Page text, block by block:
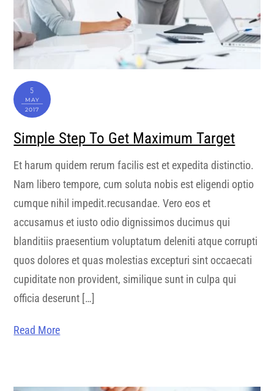
5
MAY
2017
Simple Step To Get Maximum Target
Et harum quidem rerum facilis est et expedita distinctio.
Nam libero tempore, cum soluta nobis est eligendi optio
cumque nihil impedit.recusandae. Vero eos et
accusamus et iusto odio dignissimos ducimus qui
blanditiis praesentium voluptatum deleniti atque corrupti
quos dolores et quas molestias excepturi sint occaecati
cupiditate non provident, similique sunt in culpa qui
officia deserunt […]
Read More